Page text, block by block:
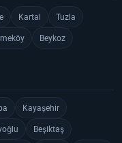
Kartal
Tuzla
Beykoz
Kayaşehir
Beşiktaş